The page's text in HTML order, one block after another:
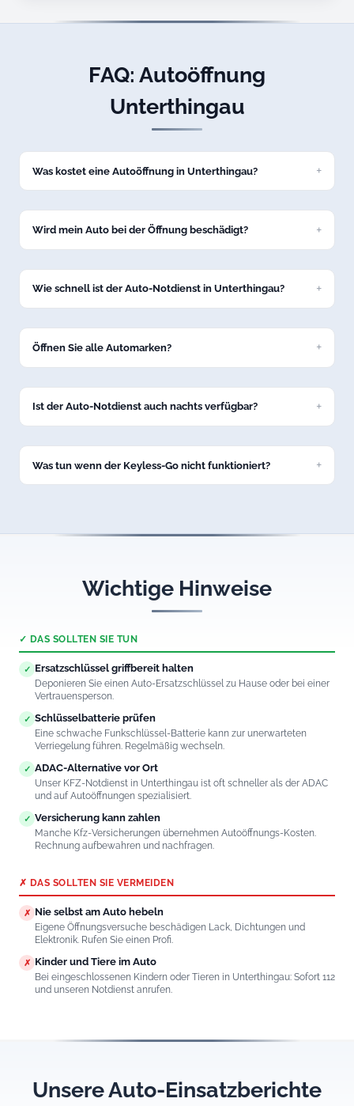
FAQ: Autoöffnung
Unterthingau
Was kostet eine Autoöffnung in Unterthingau?
Festpreis. Den genauen Preis nennen wir Ihnen am Telefon,
bevor wir nach Unterthingau losfahren.
Wird mein Auto bei der Öffnung beschädigt?
mit professionellem Spezialwerkzeug. Keine Kratzer, keine
Dellen.
Wie schnell ist der Auto-Notdienst in Unterthingau?
Unterthingau bei Ihrem Fahrzeug.
Öffnen Sie alle Automarken?
Marken: VW, BMW, Mercedes, Audi, Opel, Ford, Toyota und
viele weitere.
Ist der Auto-Notdienst auch nachts verfügbar?
auch nachts und an Feiertagen.
Was tun wenn der Keyless-Go nicht funktioniert?
Wichtige Hinweise
✓ DAS SOLLTEN SIE TUN
✓ Ersatzschlüssel griffbereit halten
Deponieren Sie einen Auto-Ersatzschlüssel zu Hause oder bei einer
Vertrauensperson.
✓ Schlüsselbatterie prüfen
Eine schwache Funkschlüssel-Batterie kann zur unerwarteten
Verriegelung führen. Regelmäßig wechseln.
✓ ADAC-Alternative vor Ort
Unser KFZ-Notdienst in Unterthingau ist oft schneller als der ADAC
und auf Autoöffnungen spezialisiert.
✓ Versicherung kann zahlen
Manche Kfz-Versicherungen übernehmen Autoöffnungs-Kosten.
Rechnung aufbewahren und nachfragen.
✗ DAS SOLLTEN SIE VERMEIDEN
✗ Nie selbst am Auto hebeln
Eigene Öffnungsversuche beschädigen Lack, Dichtungen und
Elektronik. Rufen Sie einen Profi.
✗ Kinder und Tiere im Auto
Bei eingeschlossenen Kindern oder Tieren in Unterthingau: Sofort 112
und unseren Notdienst anrufen.
Unsere Auto-Einsatzberichte